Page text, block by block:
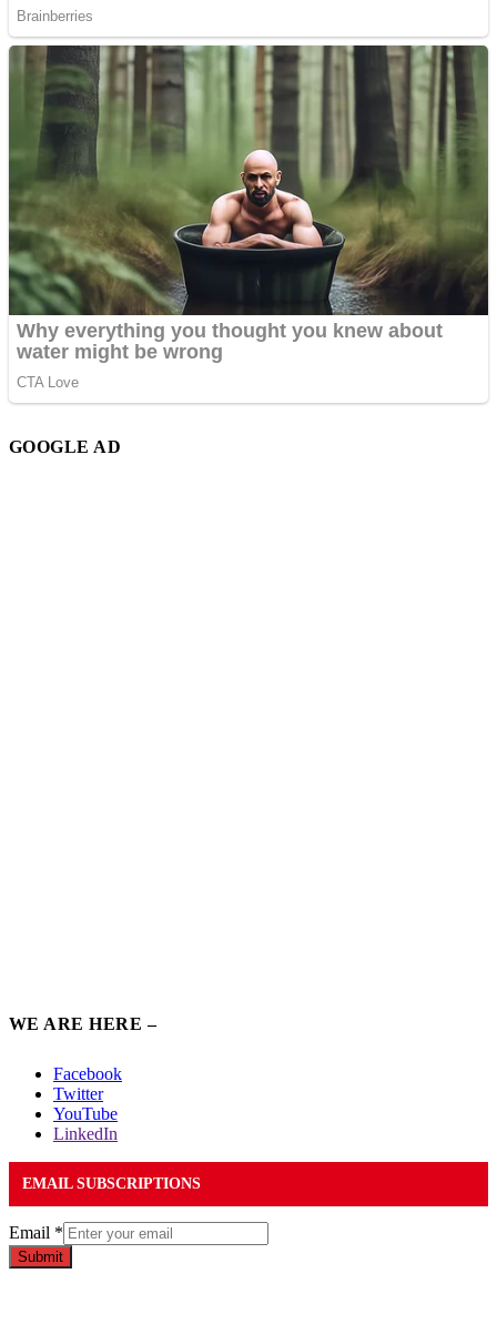
GOOGLE AD
WE ARE HERE –
Facebook
Twitter
YouTube
LinkedIn
EMAIL SUBSCRIPTIONS
Email *
Submit